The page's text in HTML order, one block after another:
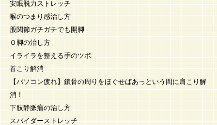
安眠脱力ストレッチ
喉のつまり感治し方
股関節ガチガチでも開脚
Ｏ脚の治し方
イライラを整える手のツボ
首こり解消
【パソコン疲れ】鎖骨の周りをほぐせばあっという間に肩こり解
消！
下肢静脈瘤の治し方
スパイダーストレッチ